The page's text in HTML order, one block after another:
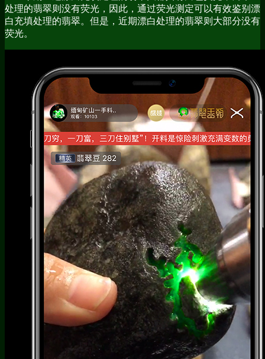
处理的翡翠则没有荧光，因此，通过荧光测定可以有效鉴别漂
白充填处理的翡翠。但是，近期漂白处理的翡翠则大部分没有
荧光。